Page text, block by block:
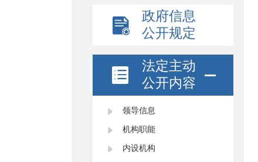
政府信息
公开规定
法定主动
公开内容
领导信息
机构职能
内设机构